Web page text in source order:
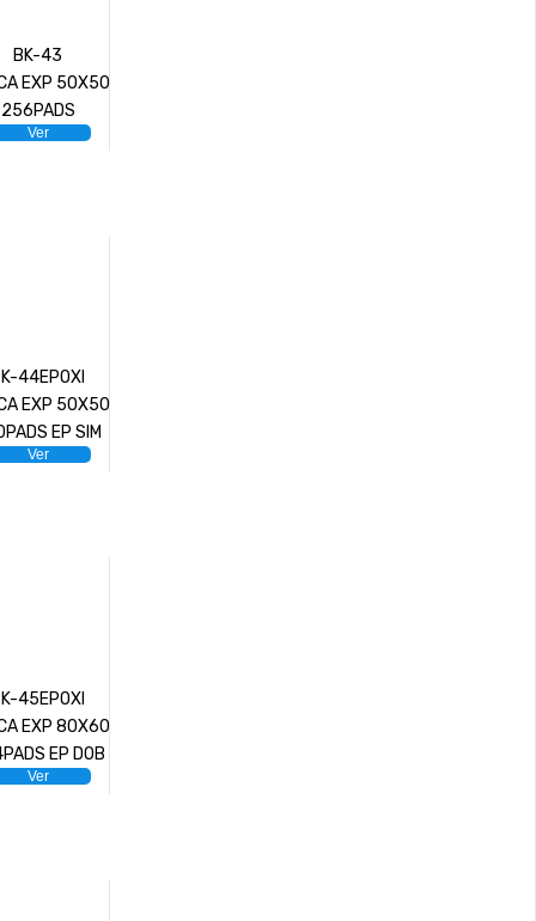
BK-43
EXP 50X50
256PADS
Ver
44EPOXI
EXP 50X50
EP SIM
Ver
45EPOXI
EXP 80X60
EP DOB
Ver